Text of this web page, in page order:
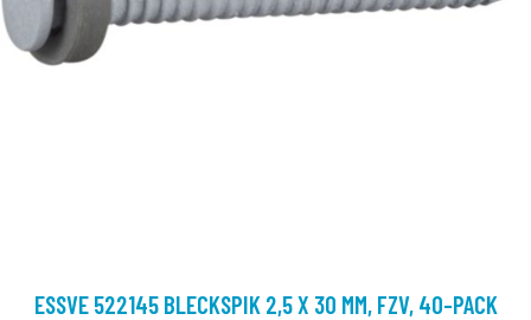
ESSVE 522145 BLECKSPIK 2,5 X 30 MM, FZV, 40-PACK